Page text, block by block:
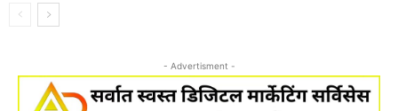
- Advertisment -